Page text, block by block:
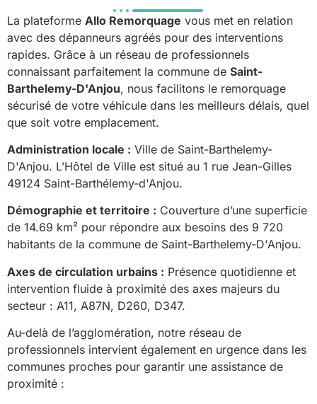
La plateforme Allo Remorquage vous met en relation
avec des dépanneurs agréés pour des interventions
rapides. Grâce à un réseau de professionnels
connaissant parfaitement la commune de Saint-
Barthelemy-D'Anjou, nous facilitons le remorquage
sécurisé de votre véhicule dans les meilleurs délais, quel
que soit votre emplacement.
Administration locale : Ville de Saint-Barthelemy-
D'Anjou. L’Hôtel de Ville est situé au 1 rue Jean-Gilles
49124 Saint-Barthélemy-d'Anjou.
Démographie et territoire : Couverture d’une superficie
de 14.69 km² pour répondre aux besoins des 9 720
habitants de la commune de Saint-Barthelemy-D'Anjou.
Axes de circulation urbains : Présence quotidienne et
intervention fluide à proximité des axes majeurs du
secteur : A11, A87N, D260, D347.
Au-delà de l’agglomération, notre réseau de
professionnels intervient également en urgence dans les
communes proches pour garantir une assistance de
proximité :